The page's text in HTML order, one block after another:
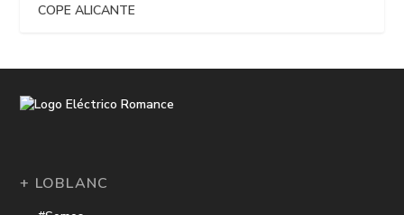
COPE ALICANTE
+ LOBLANC